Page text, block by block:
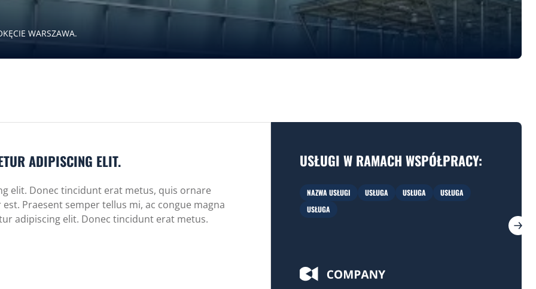
WARSZAWA.
ADIPISCING ELIT.
elit. Donec tincidunt erat metus, quis ornare
Praesent semper tellus mi, ac congue magna
adipiscing elit. Donec tincidunt erat metus.
USŁUGI W RAMACH WSPÓŁPRACY:
NAZWA USŁUGI USŁUGA USŁUGA
USŁUGA
USŁUGA